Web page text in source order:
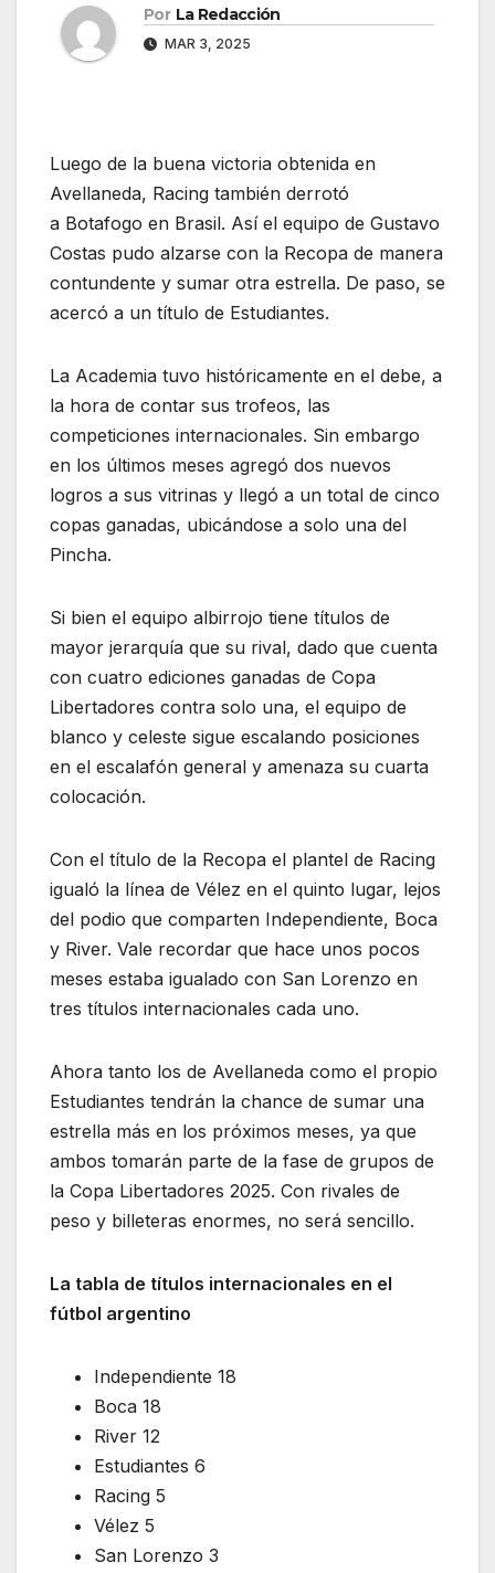
Por La Redacción
MAR 3, 2025
Luego de la buena victoria obtenida en
Avellaneda, Racing también derrotó
a Botafogo en Brasil. Así el equipo de Gustavo
Costas pudo alzarse con la Recopa de manera
contundente y sumar otra estrella. De paso, se
acercó a un título de Estudiantes.
La Academia tuvo históricamente en el debe, a
la hora de contar sus trofeos, las
competiciones internacionales. Sin embargo
en los últimos meses agregó dos nuevos
logros a sus vitrinas y llegó a un total de cinco
copas ganadas, ubicándose a solo una del
Pincha.
Si bien el equipo albirrojo tiene títulos de
mayor jerarquía que su rival, dado que cuenta
con cuatro ediciones ganadas de Copa
Libertadores contra solo una, el equipo de
blanco y celeste sigue escalando posiciones
en el escalafón general y amenaza su cuarta
colocación.
Con el título de la Recopa el plantel de Racing
igualó la línea de Vélez en el quinto lugar, lejos
del podio que comparten Independiente, Boca
y River. Vale recordar que hace unos pocos
meses estaba igualado con San Lorenzo en
tres títulos internacionales cada uno.
Ahora tanto los de Avellaneda como el propio
Estudiantes tendrán la chance de sumar una
estrella más en los próximos meses, ya que
ambos tomarán parte de la fase de grupos de
la Copa Libertadores 2025. Con rivales de
peso y billeteras enormes, no será sencillo.
La tabla de títulos internacionales en el
fútbol argentino
Independiente 18
Boca 18
River 12
Estudiantes 6
Racing 5
Vélez 5
San Lorenzo 3